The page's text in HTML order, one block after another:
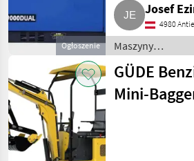
Ogłoszenie
Josef
4980
Maszyny
budowlane /
Drobny sprzęt
GÜDE
Mini-